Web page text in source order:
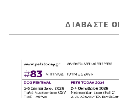
ΔΙΑΒΆΣΤΕ